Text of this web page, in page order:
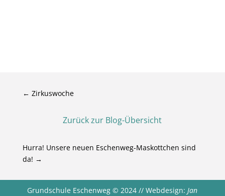
← Zirkuswoche
Zurück zur Blog-Übersicht
Hurra! Unsere neuen Eschenweg-Maskottchen sind
da! →
Grundschule Eschenweg© 2024 // Webdesign:Jan